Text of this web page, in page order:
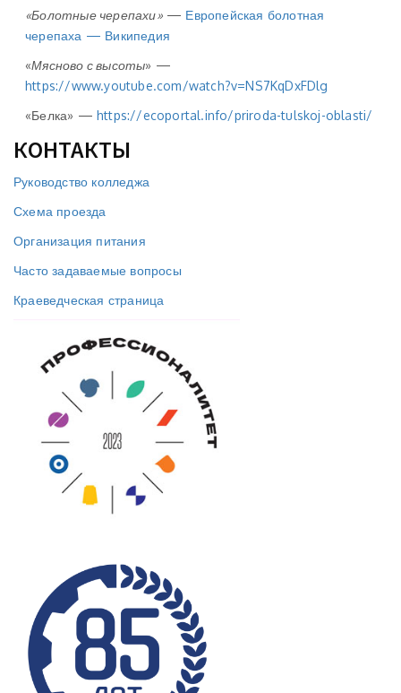
«Болотные черепахи»— Европейская болотная
черепаха — Википедия
«Мясново с высоты» —
https://www.youtube.com/watch?v=NS7KqDxFDlg
«Белка» — https://ecoportal.info/priroda-tulskoj-oblasti/
КОНТАКТЫ
Руководство колледжа
Схема проезда
Организация питания
Часто задаваемые вопросы
Краеведческая страница